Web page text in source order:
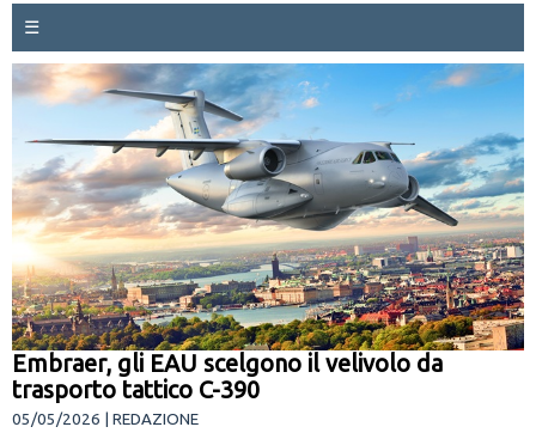
☰
Embraer, gli EAU scelgono il velivolo da
trasporto tattico C-390
05/05/2026 | REDAZIONE